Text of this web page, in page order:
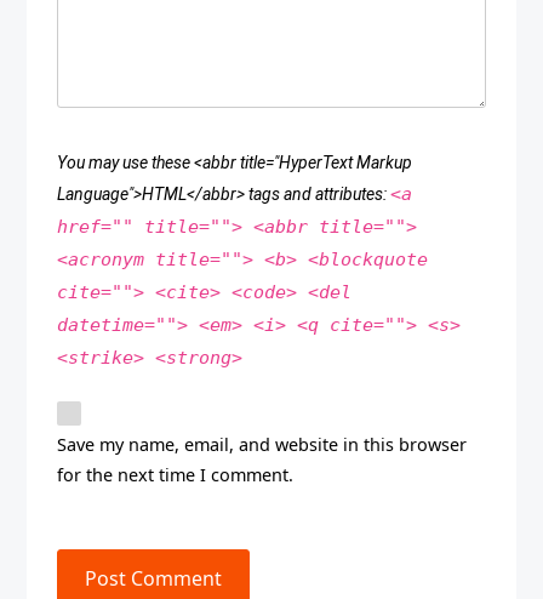
You may use these <abbr title="HyperText Markup
Language">HTML</abbr> tags and attributes:<a
href="" title=""> <abbr title="">
<acronym title=""> <b> <blockquote
cite=""> <cite> <code> <del
datetime=""> <em> <i> <q cite=""> <s>
<strike> <strong>
Save my name, email, and website in this browser
for the next time I comment.
Post Comment